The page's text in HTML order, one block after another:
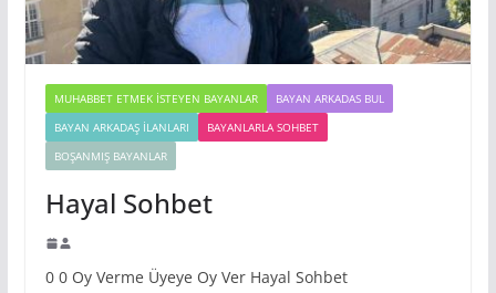
MUHABBET ETMEK İSTEYEN BAYANLAR
BAYAN ARKADAS BUL
BAYAN ARKADAŞ İLANLARI
BAYANLARLA SOHBET
BOŞANMIŞ BAYANLAR
Hayal Sohbet
0 0 Oy Verme Üyeye Oy Ver Hayal Sohbet